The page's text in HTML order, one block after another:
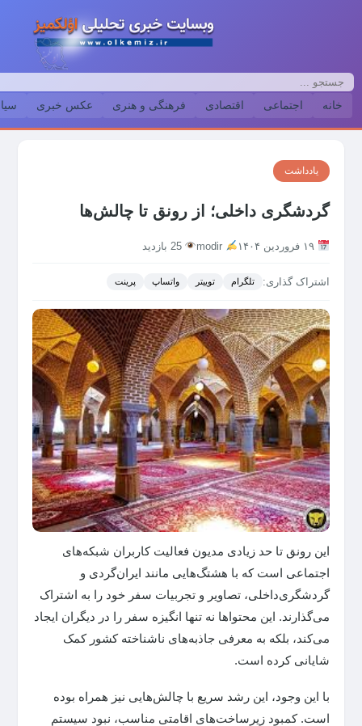
خانه اجتماعی اقتصادی فرهنگی و هنری عکس خبری
یادداشت
گردشگری داخلی؛ از رونق تا چالش‌ها
25 بازدید
اشتراک گذاری: تلگرام توییتر واتساپ پرینت
این رونق تا حد زیادی مدیون فعالیت کاربران شبکه‌های
اجتماعی است که با هشتگ‌هایی مانند ایران‌گردی و
گردشگری‌داخلی، تصاویر و تجربیات سفر خود را به اشتراک
می‌گذارند. این محتواها نه تنها انگیزه سفر را در دیگران ایجاد
می‌کند، بلکه به معرفی جاذبه‌های ناشناخته کشور کمک
شایانی کرده است.
با این وجود، این رشد سریع با چالش‌هایی نیز همراه بوده
است. کمبود زیرساخت‌های اقامتی مناسب، نبود سیستم